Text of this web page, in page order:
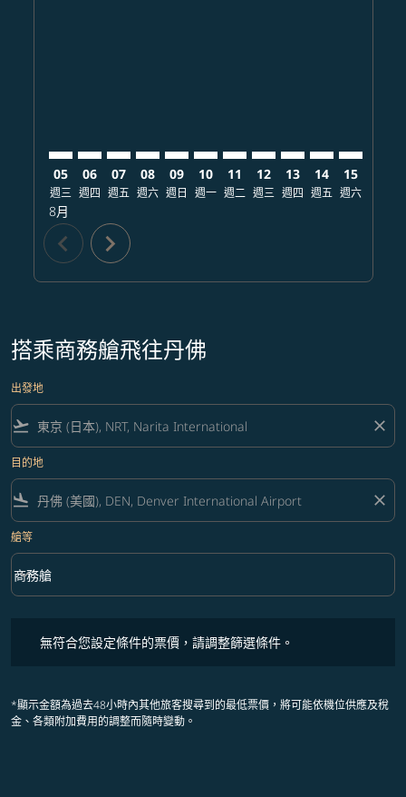
05
週三
8月
06
週四
07
週五
08
週六
09
週日
10
週一
11
週二
12
週三
13
週四
14
週五
15
週六
chevron_left chevron_right
搭乘商務艙飛往丹佛
出發地
flight_takeoff close
目的地
flight_land close
艙等
艙等 option 商務艙 Selected
商務艙
keyboard_arrow_down
無符合您設定條件的票價，請調整篩選條件。
*顯示金額為過去48小時內其他旅客搜尋到的最低票價，將可能依機位供應及稅
金、各類附加費用的調整而隨時變動。